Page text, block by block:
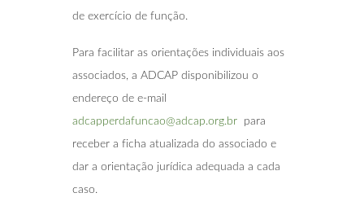
de exercício de função.
Para facilitar as orientações individuais aos
associados, a ADCAP disponibilizou o
endereço de e-mail
adcapperdafuncao@adcap.org.br para
receber a ficha atualizada do associado e
dar a orientação jurídica adequada a cada
caso.